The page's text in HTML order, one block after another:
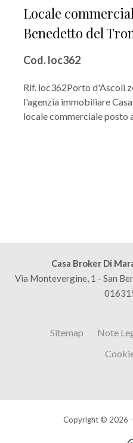
Locale
Benedetto del
Cod. loc362
Rif. loc362Porto d'Ascoli
l'agenzia immobiliare
locale commerciale posto
Casa Broker Di
Via Montevergine, 1 - San
Sitemap Note
Copyright © 2026